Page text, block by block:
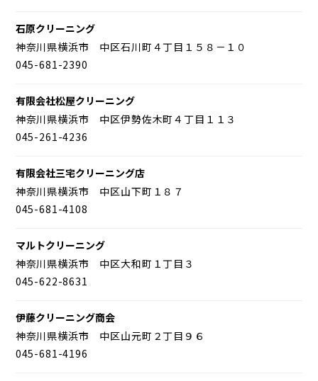
石原クリーニング
神奈川県横浜市 中区石川町４丁目１５８－１０
045-681-2390
有限会社松屋クリーニング
神奈川県横浜市 中区伊勢佐木町４丁目１１３
045-261-4236
有限会社三宅クリーニング店
神奈川県横浜市 中区山下町１８７
045-681-4108
マルトクリーニング
神奈川県横浜市 中区大和町１丁目３
045-622-8631
伊藤クリーニング商会
神奈川県横浜市 中区山元町２丁目９６
045-681-4196